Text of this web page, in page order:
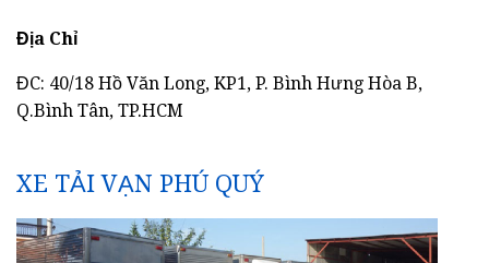
Địa Chỉ
ĐC: 40/18 Hồ Văn Long, KP1, P. Bình Hưng Hòa B,
Q.Bình Tân, TP.HCM
XE TẢI VẠN PHÚ QUÝ